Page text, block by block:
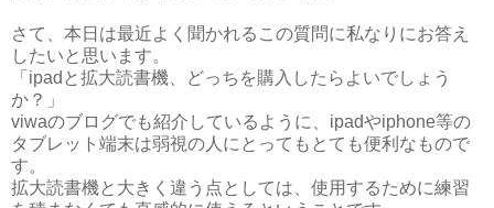
さて、本日は最近よく聞かれるこの質問に私なりにお答え
したいと思います。
「ipadと拡大読書機、どっちを購入したらよいでしょう
か？」
viwaのブログでも紹介しているように、ipadやiphone等の
タブレット端末は弱視の人にとってもとても便利なもので
す。
拡大読書機と大きく違う点としては、使用するために練習